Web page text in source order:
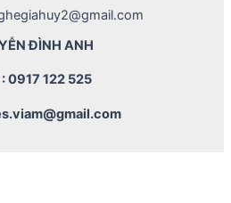
ĐÌNH ANH
0917 122 525